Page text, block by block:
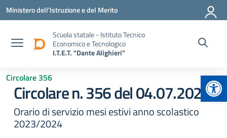
Vai ai contenuti
Vai al menu di navigazione
Vai al footer
Ministero dell'Istruzione e del Merito
Scuola statale - Istituto Tecnico
Economico e Tecnologico
I.T.E.T. "Dante Alighieri"
Circolare 356
Circolare n. 356 del 04.07.2024
Orario di servizio mesi estivi anno scolastico
2023/2024